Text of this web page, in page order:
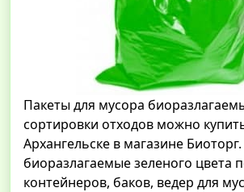
Пакеты для мусора
сортировки отходов можно
Архангельске в магазине
биоразлагаемые зеленого цвета
контейнеров, баков, ведер для